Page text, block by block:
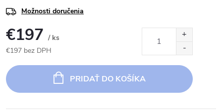
Možnosti doručenia
€197 / ks
€197 bez DPH
cena:
PRIDAŤ DO KOŠÍKA